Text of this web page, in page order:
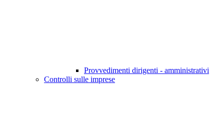
Provvedimenti dirigenti - amministrativi
Controlli sulle imprese